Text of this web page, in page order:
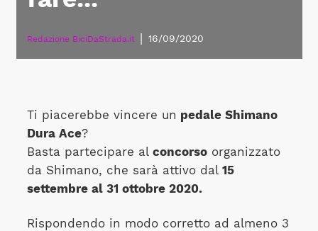
Redazione BiciDaStrada.it 16/09/2020
Ti piacerebbe vincere un pedale Shimano
Dura Ace?
Basta partecipare al concorsoorganizzato
da Shimano, che sarà attivo dal 15
settembre al 31 ottobre 2020.
Rispondendo in modo corretto ad almeno 3